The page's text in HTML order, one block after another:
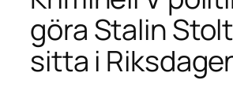
göra Stalin
sitta i